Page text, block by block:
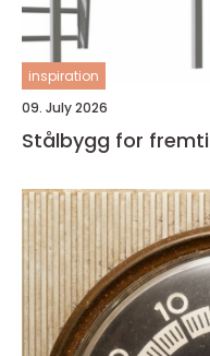
inspiration
09. July 2026
Stålbygg for